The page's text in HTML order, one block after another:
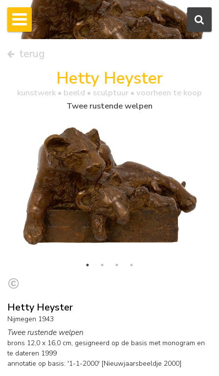
terug
Hetty Heyster
kunstwerk • beeld • sculptuur • voorheen te koop
Twee rustende welpen
Hetty Heyster
Nijmegen 1943
Twee rustende welpen
brons 12,0 x 16,0 cm, gesigneerd op de basis met monogram en
te dateren 1999
annotatie op basis: '1-1-2000' [Nieuwjaarsbeeldje 2000]